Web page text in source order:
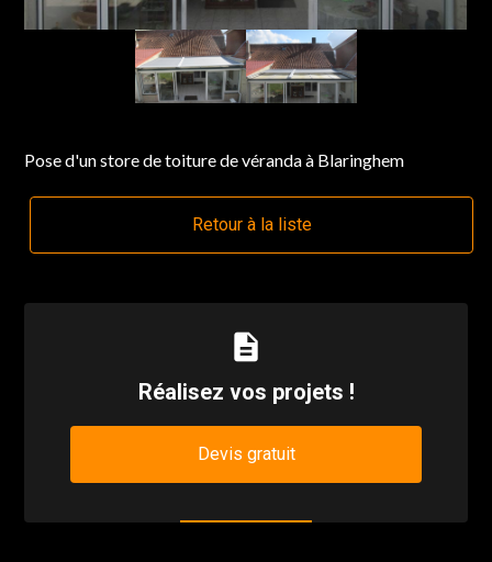
Pose d'un store de toiture de véranda à Blaringhem
Retour à la liste
description
Réalisez vos projets !
Devis gratuit